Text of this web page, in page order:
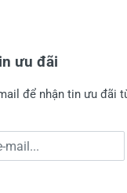
ưu đãi
để nhận tin ưu đãi